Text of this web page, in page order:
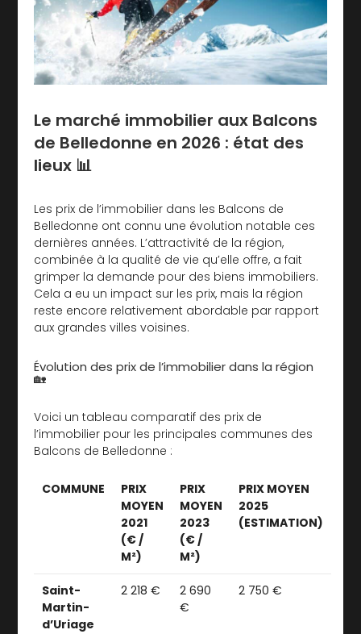
Le marché immobilier aux Balcons
de Belledonne en 2026 : état des
lieux 📊
Les prix de l’immobilier dans les Balcons de
Belledonne ont connu une évolution notable ces
dernières années. L’attractivité de la région,
combinée à la qualité de vie qu’elle offre, a fait
grimper la demande pour des biens immobiliers.
Cela a eu un impact sur les prix, mais la région
reste encore relativement abordable par rapport
aux grandes villes voisines.
Évolution des prix de l’immobilier dans la région
🏡
Voici un tableau comparatif des prix de
l’immobilier pour les principales communes des
Balcons de Belledonne :
COMMUNE
PRIX
MOYEN
2021
(€ /
M²)
PRIX
MOYEN
2023
(€ /
M²)
PRIX MOYEN
2025
(ESTIMATION)
Saint-
Martin-
d’Uriage
2 218 €
2 690
€
2 750 €